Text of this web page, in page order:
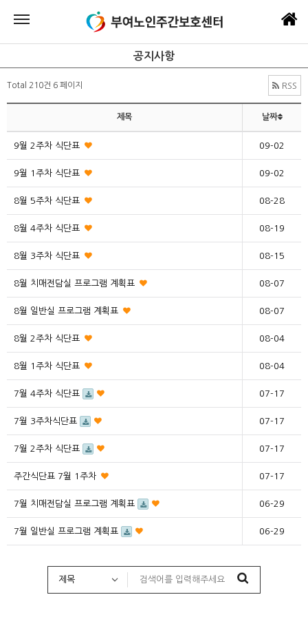
공지사항
Total 210건 6 페이지 RSS
제목 날짜
9월 2주차 식단표 09-02
9월 1주차 식단표 09-02
8월 5주차 식단표 08-28
8월 4주차 식단표 08-19
8월 3주차 식단표 08-15
8월 치매전담실 프로그램 계획표 08-07
8월 일반실 프로그램 계획표 08-07
8월 2주차 식단표 08-04
8월 1주차 식단표 08-04
7월 4주차 식단표 07-17
7월 3주차식단표 07-17
7월 2주차 식단표 07-17
주간식단표 7월 1주차 07-17
7월 치매전담실 프로그램 계획표 06-29
7월 일반실 프로그램 계획표 06-29